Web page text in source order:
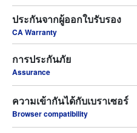
ประกันจากผู้ออกใบรับรอง
CA Warranty
การประกันภัย
Assurance
ความเข้ากันได้กับเบราเซอร์
Browser compatibility